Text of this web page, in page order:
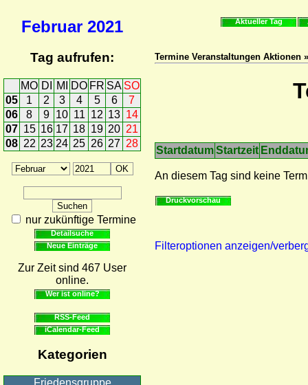
Februar 2021
Tag aufrufen:
MO DI MI DO FR SA SO
05
1 2 3 4 5 6
7
06
8 9 10 11 12 13 14
07 15 16 17 18 19 20 21
08 22 23 24 25 26 27 28
nur zukünftige Termine
Detailsuche
Neue Einträge
Zur Zeit sind 467 User
online.
Wer ist online?
RSS-Feed
iCalendar-Feed
Kategorien
Friedensgruppe
Aktueller Tag
Termine Veranstaltungen Aktionen
StartdatumStartzeit
An diesem Tag sind keine
Druckvorschau
Filteroptionen anzeigen/